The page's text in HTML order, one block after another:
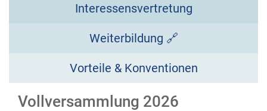
Interessensvertretung
Weiterbildung 🔗
Vorteile & Konventionen
Vollversammlung 2026